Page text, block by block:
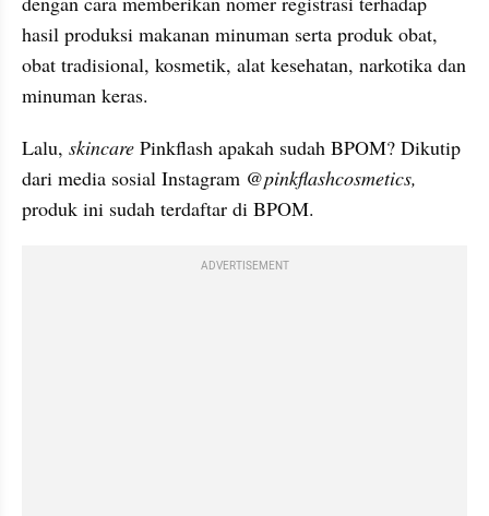
hasil produksi makanan minuman serta produk obat,
obat tradisional, kosmetik, alat kesehatan, narkotika dan
minuman keras.
Lalu, skincare Pinkflash apakah sudah BPOM? Dikutip
dari media sosial Instagram @pinkflashcosmetics,
produk ini sudah terdaftar di BPOM.
ADVERTISEMENT